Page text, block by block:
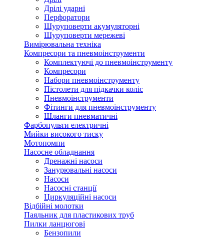
Дрілі ударні
Перфоратори
Шуруповерти акумуляторні
Шуруповерти мережеві
Вимірювальна техніка
Компресори та пневмоінструменти
Комплектуючі до пневмоінструменту
Компресори
Набори пневмоінструменту
Пістолети для підкачки коліс
Пневмоінструменти
Фітинги для пневмоінструменту
Шланги пневматичні
Фарбопульти електричні
Мийки високого тиску
Мотопомпи
Насосне обладнання
Дренажні насоси
Занурювальні насоси
Насоси
Насосні станції
Циркуляційні насоси
Відбійні молотки
Паяльник для пластикових труб
Пилки ланцюгові
Бензопили